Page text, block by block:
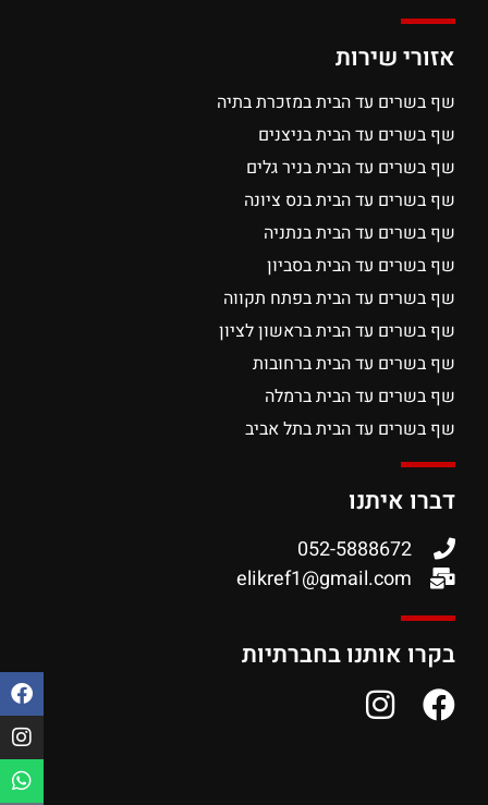
אזורי שירות
שף בשרים עד הבית במזכרת בתיה
שף בשרים עד הבית בניצנים
שף בשרים עד הבית בניר גלים
שף בשרים עד הבית בנס ציונה
שף בשרים עד הבית בנתניה
שף בשרים עד הבית בסביון
שף בשרים עד הבית בפתח תקווה
שף בשרים עד הבית בראשון לציון
שף בשרים עד הבית ברחובות
שף בשרים עד הבית ברמלה
שף בשרים עד הבית בתל אביב
דברו איתנו
052-5888672
elikref1@gmail.com
בקרו אותנו בחברתיות